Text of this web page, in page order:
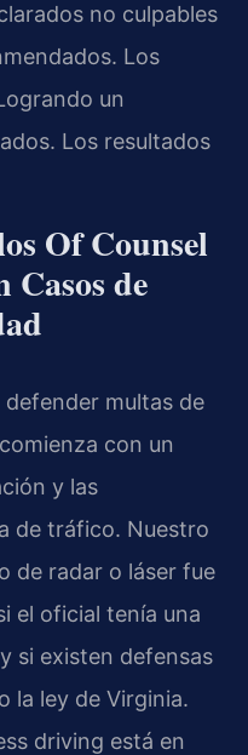
no culpables
Los
un
Los resultados
Of Counsel
Casos de
multas de
con un
y las
de tráfico. Nuestro
de radar o láser fue
el oficial tenía una
si existen defensas
la ley de Virginia.
driving está en